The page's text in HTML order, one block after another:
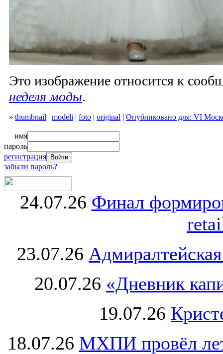
Это изображение относится к
неделя моды.
» thumbnail | modeli | foto | original | Опубликовано для: VI
имя
пароль
регистрация
забыли пароль?
24.07.26 Финал
23.07.26
20.07.26 «Дневник
19.07.26
18.07.26 МХПИ провёл